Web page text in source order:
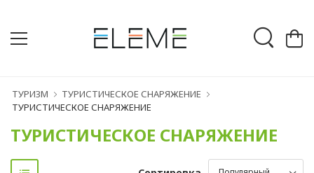
ТУРИЗМ
ТУРИСТИЧЕСКОЕ СНАРЯЖЕНИЕ
ТУРИСТИЧЕСКОЕ СНАРЯЖЕНИЕ
ТУРИСТИЧЕСКОЕ СНАРЯЖЕНИЕ